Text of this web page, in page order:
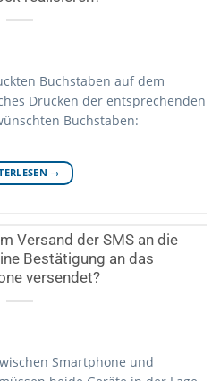
Buchstaben auf dem
Drücken der entsprechenden
Buchstaben:
→
Versand der SMS an die
Bestätigung an das
versendet?
Smartphone und